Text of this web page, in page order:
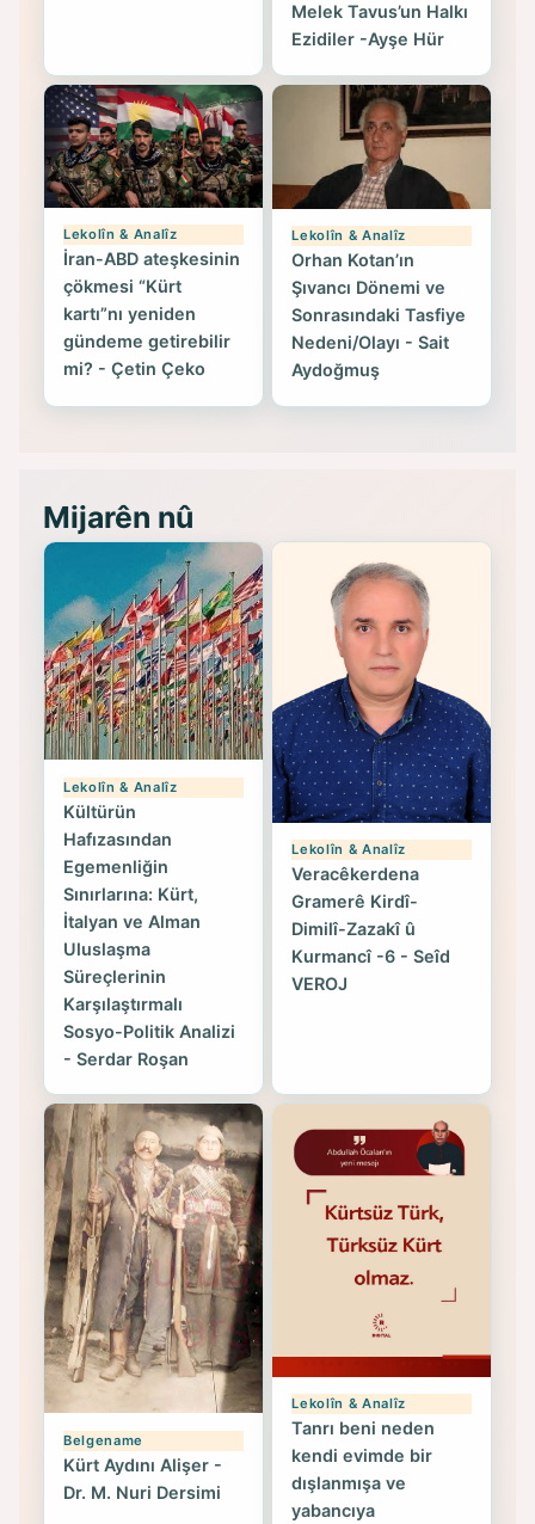
Melek Tavus’un Halkı
Ezidiler -Ayşe Hür
Lekolîn & Analîz
İran-ABD ateşkesinin
çökmesi “Kürt
kartı”nı yeniden
gündeme getirebilir
mi? - Çetin Çeko
Lekolîn & Analîz
Orhan Kotan’ın
Şıvancı Dönemi ve
Sonrasındaki Tasfiye
Nedeni/Olayı - Sait
Aydoğmuş
Mijarên nû
Lekolîn & Analîz
Kültürün
Hafızasından
Egemenliğin
Sınırlarına: Kürt,
İtalyan ve Alman
Uluslaşma
Süreçlerinin
Karşılaştırmalı
Sosyo-Politik Analizi
- Serdar Roşan
Lekolîn & Analîz
Veracêkerdena
Gramerê Kirdî-
Dimilî-Zazakî û
Kurmancî -6 - Seîd
VEROJ
Belgename
Kürt Aydını Alişer -
Dr. M. Nuri Dersimi
Lekolîn & Analîz
Tanrı beni neden
kendi evimde bir
dışlanmışa ve
yabancıya